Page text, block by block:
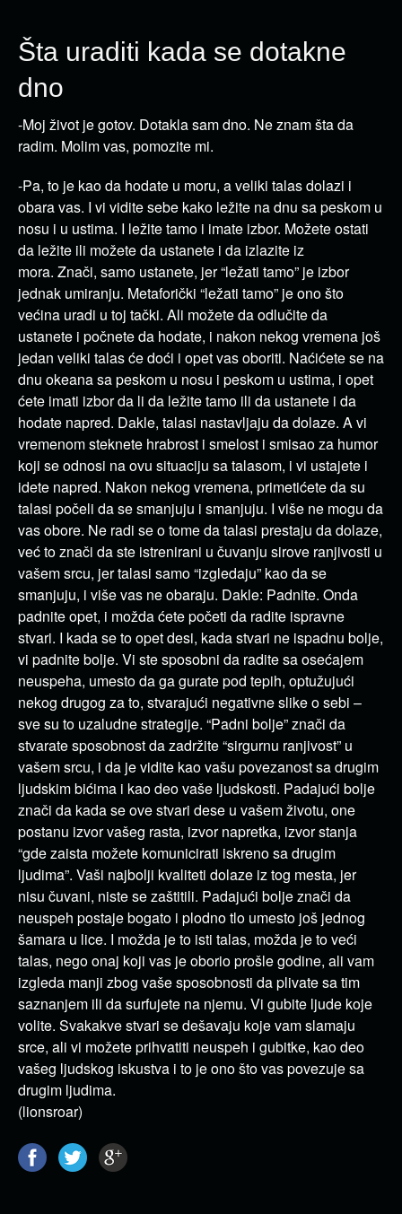
Šta uraditi kada se dotakne
dno
-Moj život je gotov. Dotakla sam dno. Ne znam šta da
radim. Molim vas, pomozite mi.
-Pa, to je kao da hodate u moru, a veliki talas dolazi i
obara vas. I vi vidite sebe kako ležite na dnu sa peskom u
nosu i u ustima. I ležite tamo i imate izbor. Možete ostati
da ležite ili možete da ustanete i da izlazite iz
mora. Znači, samo ustanete, jer “ležati tamo” je izbor
jednak umiranju. Metaforički “ležati tamo” je ono što
većina uradi u toj tački. Ali možete da odlučite da
ustanete i počnete da hodate, i nakon nekog vremena još
jedan veliki talas će doći i opet vas oboriti. Naćićete se na
dnu okeana sa peskom u nosu i peskom u ustima, i opet
ćete imati izbor da li da ležite tamo ili da ustanete i da
hodate napred. Dakle, talasi nastavljaju da dolaze. A vi
vremenom steknete hrabrost i smelost i smisao za humor
koji se odnosi na ovu situaciju sa talasom, i vi ustajete i
idete napred. Nakon nekog vremena, primetićete da su
talasi počeli da se smanjuju i smanjuju. I više ne mogu da
vas obore. Ne radi se o tome da talasi prestaju da dolaze,
već to znači da ste istrenirani u čuvanju sirove ranjivosti u
vašem srcu, jer talasi samo “izgledaju” kao da se
smanjuju, i više vas ne obaraju. Dakle: Padnite. Onda
padnite opet, i možda ćete početi da radite ispravne
stvari. I kada se to opet desi, kada stvari ne ispadnu bolje,
vi padnite bolje. Vi ste sposobni da radite sa osećajem
neuspeha, umesto da ga gurate pod tepih, optužujući
nekog drugog za to, stvarajući negativne slike o sebi –
sve su to uzaludne strategije. “Padni bolje” znači da
stvarate sposobnost da zadržite “sirgurnu ranjivost” u
vašem srcu, i da je vidite kao vašu povezanost sa drugim
ljudskim bićima i kao deo vaše ljudskosti. Padajući bolje
znači da kada se ove stvari dese u vašem životu, one
postanu izvor vašeg rasta, izvor napretka, izvor stanja
“gde zaista možete komunicirati iskreno sa drugim
ljudima”. Vaši najbolji kvaliteti dolaze iz tog mesta, jer
nisu čuvani, niste se zaštitili. Padajući bolje znači da
neuspeh postaje bogato i plodno tlo umesto još jednog
šamara u lice. I možda je to isti talas, možda je to veći
talas, nego onaj koji vas je oborio prošle godine, ali vam
izgleda manji zbog vaše sposobnosti da plivate sa tim
saznanjem ili da surfujete na njemu. Vi gubite ljude koje
volite. Svakakve stvari se dešavaju koje vam slamaju
srce, ali vi možete prihvatiti neuspeh i gubitke, kao deo
vašeg ljudskog iskustva i to je ono što vas povezuje sa
drugim ljudima.
(lionsroar)